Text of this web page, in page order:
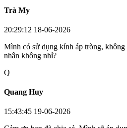
Trà My
20:29:12 18-06-2026
Mình có sử dụng kính áp tròng, không
nhân không nhỉ?
Q
Quang Huy
15:43:45 19-06-2026